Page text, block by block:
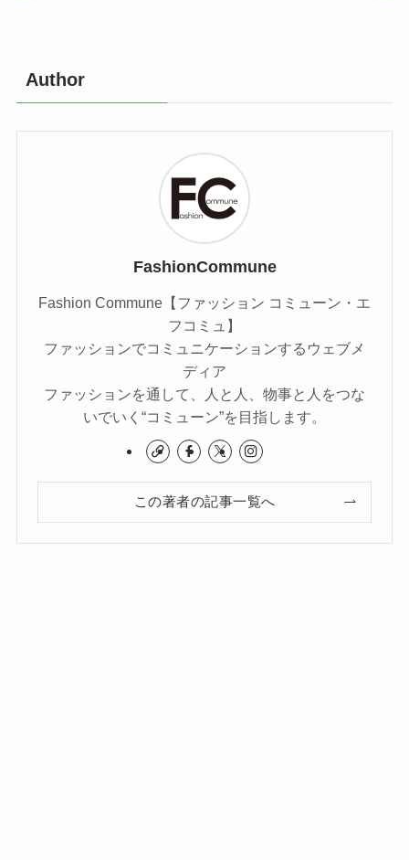
Author
FashionCommune
Fashion Commune【ファッション コミューン・エ
フコミュ】
ファッションでコミュニケーションするウェブメ
ディア
ファッションを通して、人と人、物事と人をつな
いでいく“コミューン”を目指します。
この著者の記事一覧へ